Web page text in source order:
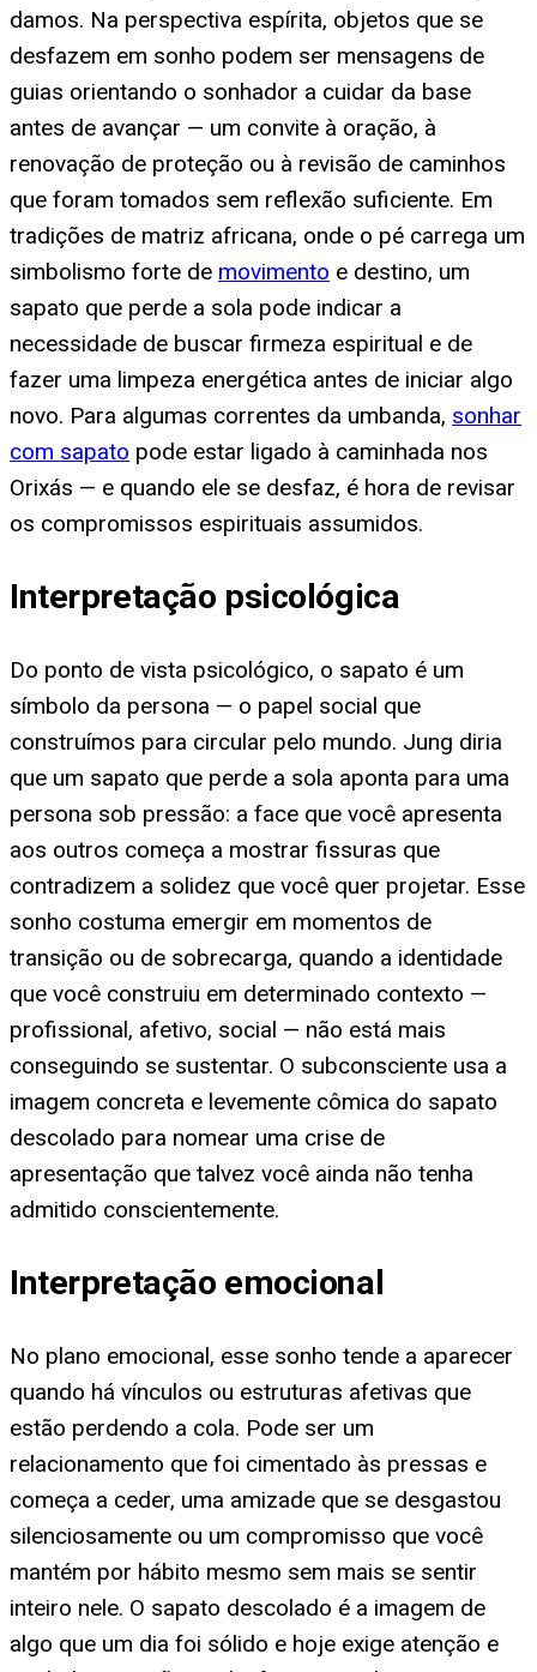
damos. Na perspectiva espírita, objetos que se
desfazem em sonho podem ser mensagens de
guias orientando o sonhador a cuidar da base
antes de avançar — um convite à oração, à
renovação de proteção ou à revisão de caminhos
que foram tomados sem reflexão suficiente. Em
tradições de matriz africana, onde o pé carrega um
simbolismo forte de movimento e destino, um
sapato que perde a sola pode indicar a
necessidade de buscar firmeza espiritual e de
fazer uma limpeza energética antes de iniciar algo
novo. Para algumas correntes da umbanda, sonhar
com sapato pode estar ligado à caminhada nos
Orixás — e quando ele se desfaz, é hora de revisar
os compromissos espirituais assumidos.
Interpretação psicológica
Do ponto de vista psicológico, o sapato é um
símbolo da persona — o papel social que
construímos para circular pelo mundo. Jung diria
que um sapato que perde a sola aponta para uma
persona sob pressão: a face que você apresenta
aos outros começa a mostrar fissuras que
contradizem a solidez que você quer projetar. Esse
sonho costuma emergir em momentos de
transição ou de sobrecarga, quando a identidade
que você construiu em determinado contexto —
profissional, afetivo, social — não está mais
conseguindo se sustentar. O subconsciente usa a
imagem concreta e levemente cômica do sapato
descolado para nomear uma crise de
apresentação que talvez você ainda não tenha
admitido conscientemente.
Interpretação emocional
No plano emocional, esse sonho tende a aparecer
quando há vínculos ou estruturas afetivas que
estão perdendo a cola. Pode ser um
relacionamento que foi cimentado às pressas e
começa a ceder, uma amizade que se desgastou
silenciosamente ou um compromisso que você
mantém por hábito mesmo sem mais se sentir
inteiro nele. O sapato descolado é a imagem de
algo que um dia foi sólido e hoje exige atenção e